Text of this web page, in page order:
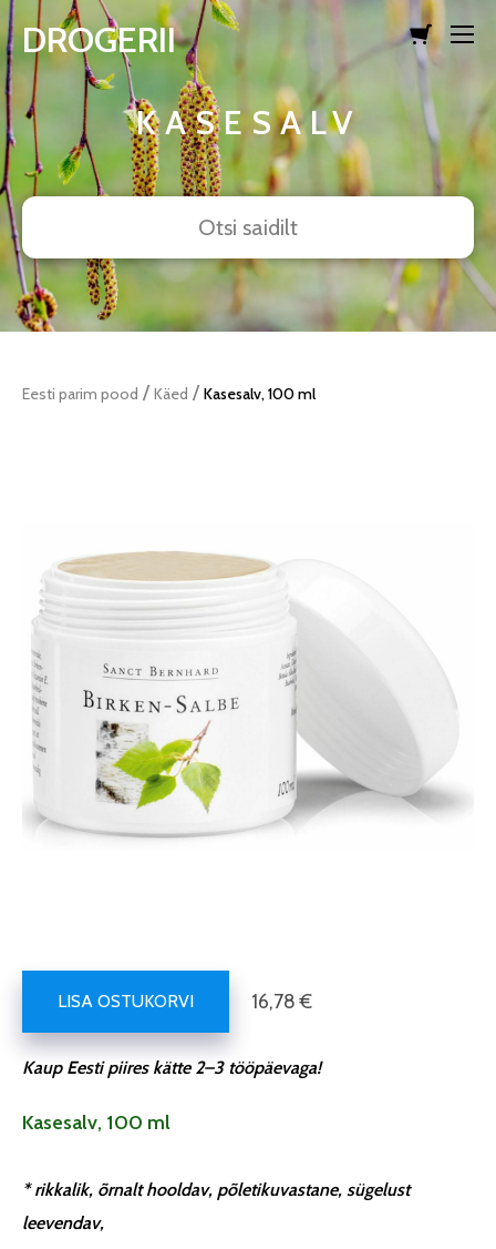
lisati ostukorvi. Vaata ostukorvi
DROGERII
KASESALV
Eesti parim pood / Käed / Kasesalv, 100 ml
LISA OSTUKORVI 16,78 €
Kaup Eesti piires kätte 2–3 tööpäevaga!
Kasesalv, 100 ml
* rikkalik, õrnalt hooldav, põletikuvastane, sügelust
leevendav,